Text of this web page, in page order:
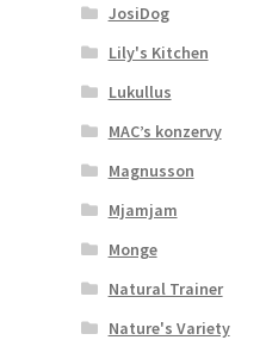
JosiDog
Lily's Kitchen
Lukullus
MAC’s konzervy
Magnusson
Mjamjam
Monge
Natural Trainer
Nature's Variety